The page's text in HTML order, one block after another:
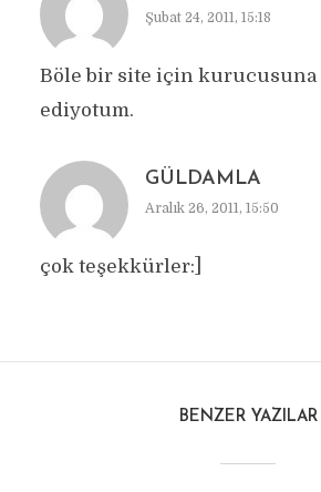
Şubat 24, 2011, 15:18
Böle bir site için
ediyotum.
GÜLDAMLA
Aralık 26, 2011, 15:50
çok teşekkürler:]
BENZER YAZILAR